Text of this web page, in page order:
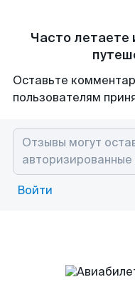
Часто летаете
Оставьте
пользователям
Войти